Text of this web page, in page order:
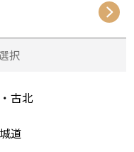
択
古北
道